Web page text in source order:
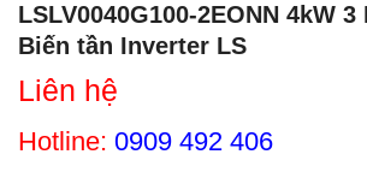
LSLV0040G100-2EONN 4kW 3
Biến tần Inverter LS
Liên hệ
Hotline: 0909 492 406